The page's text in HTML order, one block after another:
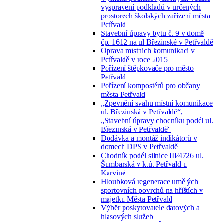
vyspravení podkladů v určených
prostorech školských zařízení města
Petřvald
Stavební úpravy bytu č. 9 v domě
čp. 1612 na ul Březinské v Petřvaldě
Oprava místních komunikací v
Petřvaldě v roce 2015
Pořízení štěpkovače pro město
Petřvald
Pořízení kompostérů pro občany
města Petřvald
„Zpevnění svahu místní komunikace
ul. Březinská v Petřvaldě“,
„Stavební úpravy chodníku podél ul.
Březinská v Petřvaldě“
Dodávka a montáž indikátorů v
domech DPS v Petřvaldě
Chodník podél silnice III⁄4726 ul.
Šumbarská v k.ú. Petřvald u
Karviné
Hloubková regenerace umělých
sportovních povrchů na hřištích v
majetku Města Petřvald
Výběr poskytovatele datových a
hlasových služeb